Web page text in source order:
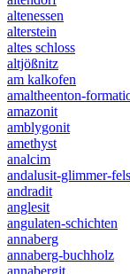
altenessen
alterstein
altes schloss
altjößnitz
am kalkofen
amaltheenton-
amazonit
amblygonit
amethyst
analcim
andalusit-glimmer-fels
andradit
anglesit
angulaten-schichten
annaberg
annaberg-buchholz